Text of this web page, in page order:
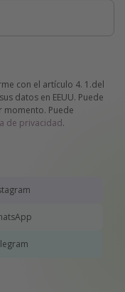
con el artículo 4. 1.del
datos en EEUU. Puede
momento. Puede
de privacidad.